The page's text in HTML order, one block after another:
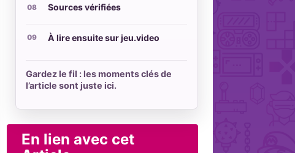
Sources vérifiées
À lire ensuite sur jeu.video
Gardez le fil : les moments clés de
l’article sont juste ici.
En lien avec cet